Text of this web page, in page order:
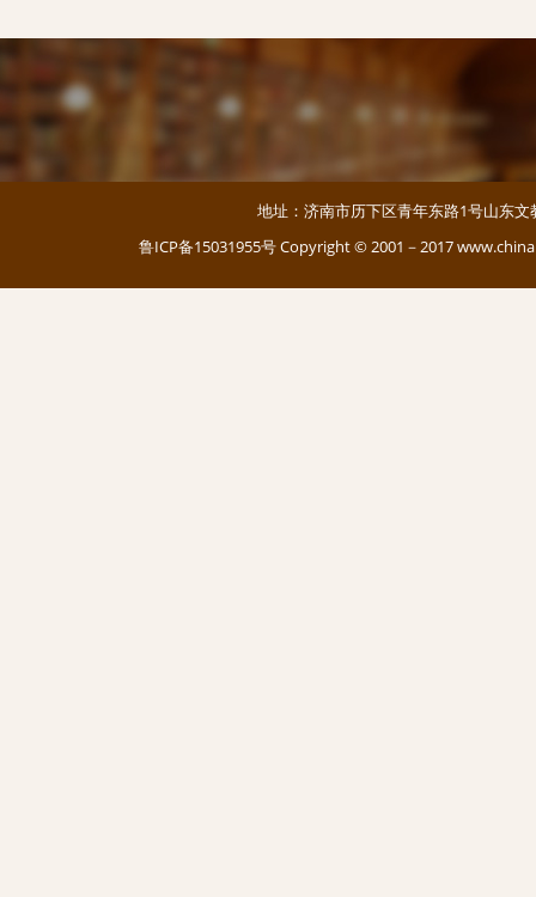
地址：济南市历下区青年东路1号山东
鲁ICP备15031955号Copyright © 2001－2017